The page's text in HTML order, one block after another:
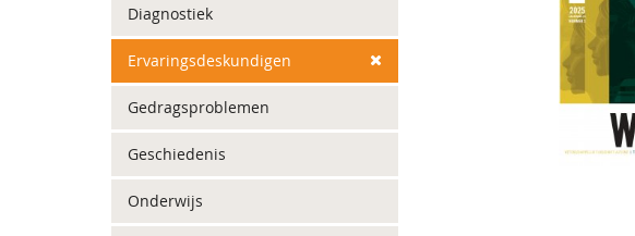
Diagnostiek
Ervaringsdeskundigen
Gedragsproblemen
Geschiedenis
Onderwijs